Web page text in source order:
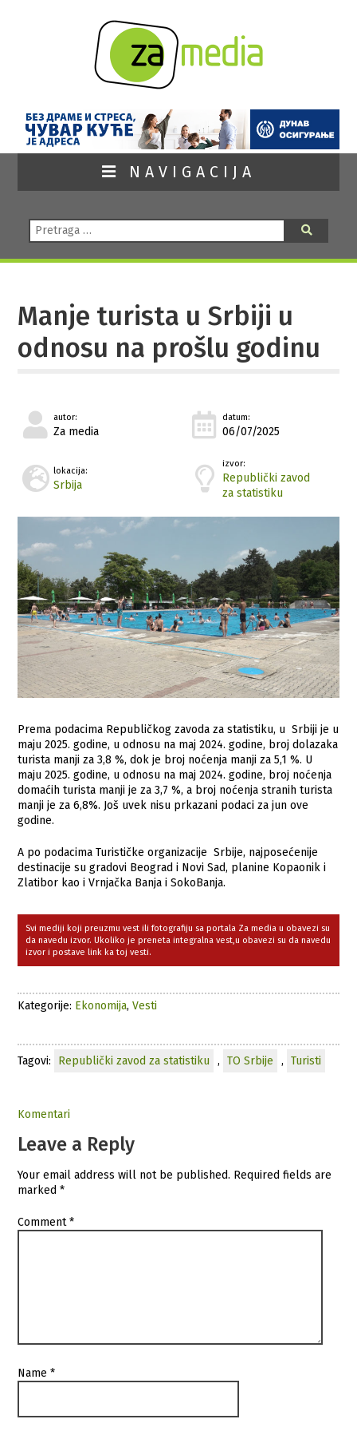
NAVIGACIJA
Pretraga:
Manje turista u Srbiji u
odnosu na prošlu godinu
autor:
Za media
datum:
06/07/2025
lokacija:
Srbija
izvor:
Republički zavod
za statistiku
Prema podacima Republičkog zavoda za statistiku, u Srbiji je u
maju 2025. godine, u odnosu na maj 2024. godine, broj dolazaka
turista manji za 3,8 %, dok je broj noćenja manji za 5,1 %. U
maju 2025. godine, u odnosu na maj 2024. godine, broj noćenja
domaćih turista manji je za 3,7 %, a broj noćenja stranih turista
manji je za 6,8%. Još uvek nisu prkazani podaci za jun ove
godine.
A po podacima Turističke organizacije Srbije, najposećenije
destinacije su gradovi Beograd i Novi Sad, planine Kopaonik i
Zlatibor kao i Vrnjačka Banja i SokoBanja.
Svi mediji koji preuzmu vest ili fotografiju sa portala Za media u obavezi su
da navedu izvor. Ukoliko je preneta integralna vest,u obavezi su da navedu
izvor i postave link ka toj vesti.
Kategorije: Ekonomija,Vesti
Tagovi: Republički zavod za statistiku , TO Srbije , Turisti
Komentari
Leave a Reply
Your email address will not be published. Required fields are
marked*
Comment*
Name*